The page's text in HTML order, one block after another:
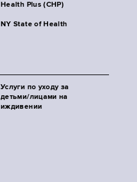
Health Plus (CHP)
NY State of Health
Услуги по уходу за
детьми/лицами на
иждивении